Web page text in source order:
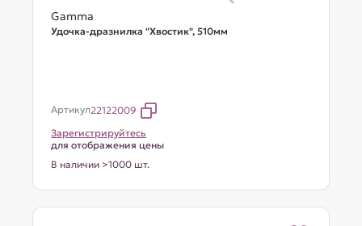
Gamma
Удочка-дразнилка "Хвостик", 510мм
Артикул22122009
Зарегистрируйтесь
для отображения цены
В наличии >1000 шт.